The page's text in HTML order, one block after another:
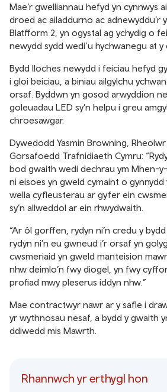
Mae’r gwelliannau hefyd yn cynnwys
droed ac ailaddurno ac adnewyddu’r
Blatfform 2, yn ogystal ag ychydig o
newydd sydd wedi’u hychwanegu at
Bydd lloches newydd i feiciau hefyd
i gloi beiciau, a biniau ailgylchu
orsaf. Byddwn yn gosod arwyddion
goleuadau LED sy’n helpu i greu
chroesawgar.
Dywedodd Yasmin Browning,
Gorsafoedd Trafnidiaeth Cymru:
bod gwaith wedi dechrau ym Mhen-
ni eisoes yn gweld cymaint o gynnydd
wella cyfleusterau ar gyfer ein
sy’n allweddol ar ein rhwydwaith.
“Ar ôl gorffen, rydyn ni’n credu y
rydyn ni’n eu gwneud i’r orsaf yn
cwsmeriaid yn gweld manteision
nhw deimlo’n fwy diogel, yn fwy
profiad mwy pleserus iddyn nhw.”
Mae contractwyr nawr ar y safle i
yr wythnosau nesaf, a bydd y gwaith
ddiwedd mis Mawrth.
Rhannwch yr erthygl hon